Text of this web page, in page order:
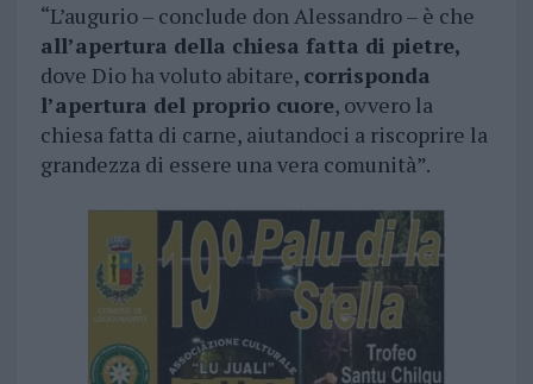
“L’augurio – conclude don Alessandro – è che
all’apertura della chiesa fatta di pietre,
dove Dio ha voluto abitare, corrisponda
l’apertura del proprio cuore, ovvero la
chiesa fatta di carne, aiutandoci a riscoprire la
grandezza di essere una vera comunità”.